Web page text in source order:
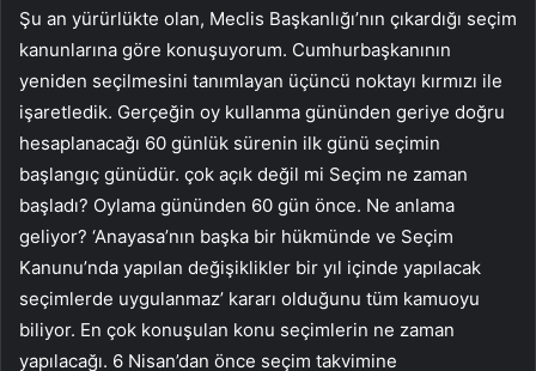
Şu an yürürlükte olan, Meclis Başkanlığı’nın çıkardığı seçim
kanunlarına göre konuşuyorum. Cumhurbaşkanının
yeniden seçilmesini tanımlayan üçüncü noktayı kırmızı ile
işaretledik. Gerçeğin oy kullanma gününden geriye doğru
hesaplanacağı 60 günlük sürenin ilk günü seçimin
başlangıç ​​günüdür. çok açık değil mi Seçim ne zaman
başladı? Oylama gününden 60 gün önce. Ne anlama
geliyor? ‘Anayasa’nın başka bir hükmünde ve Seçim
Kanunu’nda yapılan değişiklikler bir yıl içinde yapılacak
seçimlerde uygulanmaz’ kararı olduğunu tüm kamuoyu
biliyor. En çok konuşulan konu seçimlerin ne zaman
yapılacağı. 6 Nisan’dan önce seçim takvimine